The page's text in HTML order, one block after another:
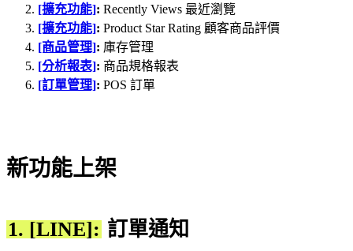
[擴充功能]: Recently Views 最近瀏覽
[擴充功能]: Product Star Rating 顧客商品評價
[商品管理]: 庫存管理
[分析報表]: 商品規格報表
[訂單管理]: POS 訂單
新功能上架
1. [LINE]: 訂單通知